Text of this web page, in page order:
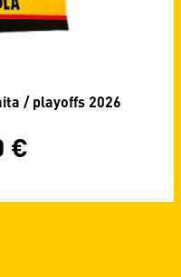
/ playoffs 2026
€